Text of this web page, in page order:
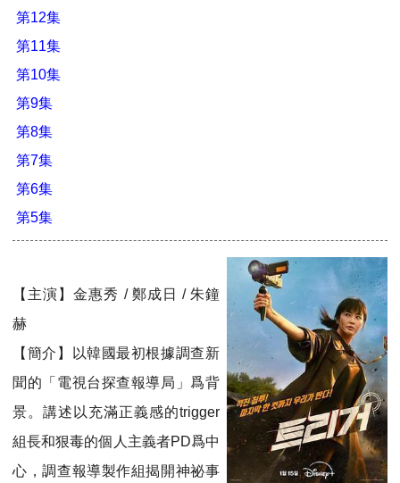
第12集
第11集
第10集
第9集
第8集
第7集
第6集
第5集
【主演】金惠秀 / 鄭成日 / 朱鐘
赫
【簡介】以韓國最初根據調查新
聞的「電視台探查報導局」爲背
景。講述以充滿正義感的trigger
組長和狠毒的個人主義者PD爲中
心，調查報導製作組揭開神祕事